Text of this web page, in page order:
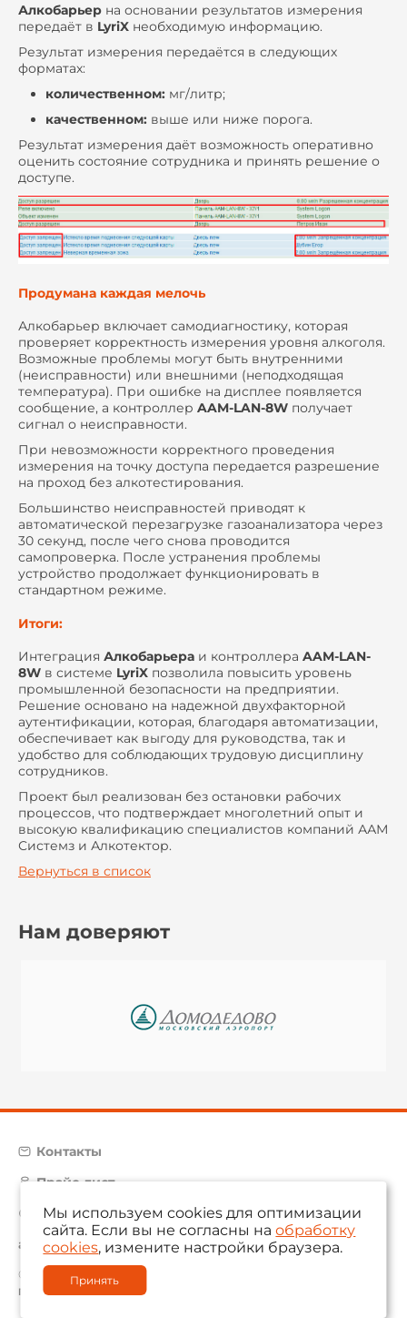
Алкобарьер на основании результатов измерения
передаёт в LyriX необходимую информацию.
Результат измерения передаётся в следующих
форматах:
количественном: мг/литр;
качественном: выше или ниже порога.
Результат измерения даёт возможность оперативно
оценить состояние сотрудника и принять решение о
доступе.
Продумана каждая мелочь
Алкобарьер включает самодиагностику, которая
проверяет корректность измерения уровня алкоголя.
Возможные проблемы могут быть внутренними
(неисправности) или внешними (неподходящая
температура). При ошибке на дисплее появляется
сообщение, а контроллер AAM-LAN-8W получает
сигнал о неисправности.
При невозможности корректного проведения
измерения на точку доступа передается разрешение
на проход без алкотестирования.
Большинство неисправностей приводят к
автоматической перезагрузке газоанализатора через
30 секунд, после чего снова проводится
самопроверка. После устранения проблемы
устройство продолжает функционировать в
стандартном режиме.
Итоги:
Интеграция Алкобарьера и контроллера AAM-LAN-
8W в системе LyriX позволила повысить уровень
промышленной безопасности на предприятии.
Решение основано на надежной двухфакторной
аутентификации, которая, благодаря автоматизации,
обеспечивает как выгоду для руководства, так и
удобство для соблюдающих трудовую дисциплину
сотрудников.
Проект был реализован без остановки рабочих
процессов, что подтверждает многолетний опыт и
высокую квалификацию специалистов компаний ААМ
Системз и Алкотектор.
Вернуться в список
Нам доверяют
Контакты
Прайс-лист
Карта сайта
aam@aamsystems.ru
© 2004 — 2026 «AAM Systems»
Политика обработки персональных данных
Мы используем cookies для оптимизации
сайта. Если вы не согласны наобработку
cookies, измените настройки браузера.
Принять